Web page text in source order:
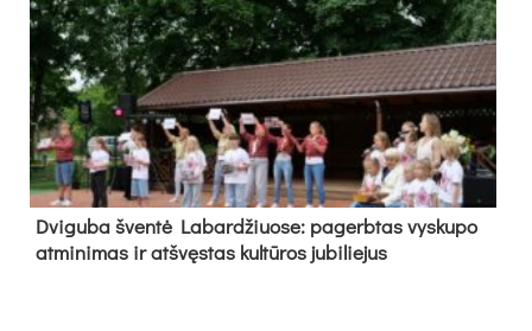
Dvi­gu­ba šven­tė La­bar­džiuo­se: pa­gerb­tas vys­ku­po
at­mi­ni­mas ir at­švęs­tas kul­tū­ros ju­bi­lie­jus